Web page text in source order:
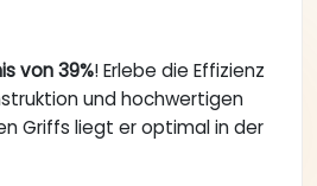
von 39%! Erlebe die Effizienz
und hochwertigen
Griffs liegt er optimal in der